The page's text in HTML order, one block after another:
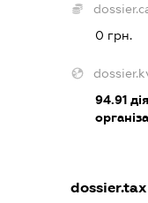
0 грн.
94.91
dossier.tax